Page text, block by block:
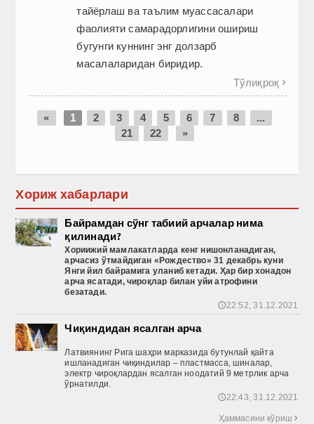
тайёрлаш ва таълим муассасалари
фаолияти самарадорлигини ошириш
бугунги куннинг энг долзарб
масалаларидан биридир.
Тўлиқроқ 
« 1 2 3 4 5 6 7 8
...
21
22 »
Хориж хабарлари
Байрамдан сўнг табиий арчалар нима
қилинади?
Хориижиймамлакатларда кенг нишонланадиган,
арчасиз ўтмайдиган «Рождество» 31 декабрькуни
Янги йил байрамига уланибкетади. Ҳар бир хонадон
арча ясатади, чироқлар билан уйи атрофини
безатади.
🕔22:52, 31.12.2021
Чиқиндидан ясалган арча
Латвиянинг Рига шаҳри марказида бутунлай қайта
ишланадиган чиқиндилар – пластмасса, шиналар,
электр чироқлардан ясалган ноодатий 9 метрлик арча
ўрнатилди.
🕔22:43, 31.12.2021
Ҳаммасини кўриш